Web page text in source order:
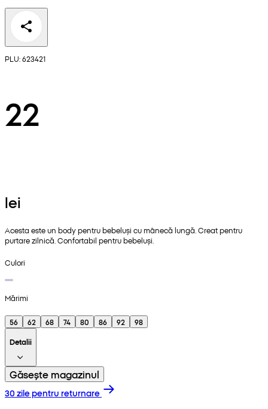
PLU: 623421
22
lei
Acesta este un body pentru bebeluși cu mânecă lungă. Creat pentru
purtare zilnică. Confortabil pentru bebeluși.
Culori
Mărimi
56 62 68 74 80 86 92
98
Detalii
Găsește magazinul
30 zile pentru returnare